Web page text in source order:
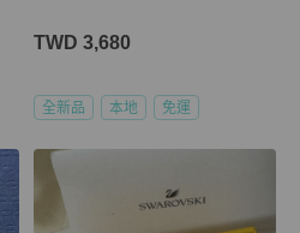
TWD 3,680
全新品 本地 免運